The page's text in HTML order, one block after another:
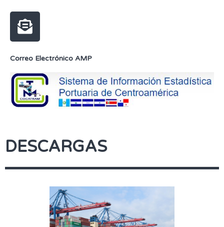
Correo Electrónico AMP
DESCARGAS